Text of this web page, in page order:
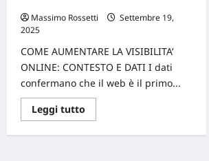
Massimo Rossetti
Settembre 19,
2025
COME AUMENTARE LA VISIBILITA’
ONLINE: CONTESTO E DATI I dati
confermano che il web è il primo...
Leggi tutto
di
su